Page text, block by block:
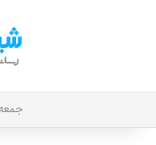
جمعه، 16 مرداد